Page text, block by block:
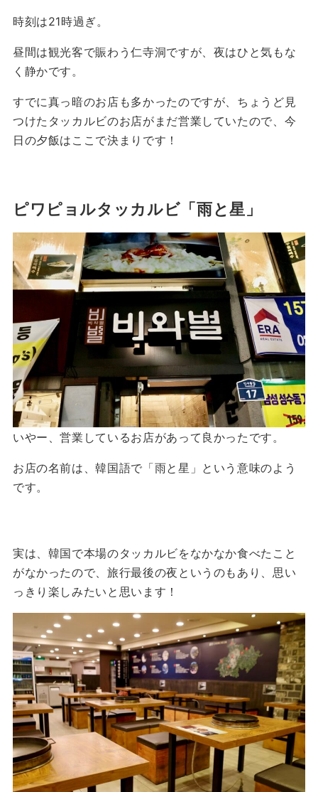
時刻は21時過ぎ。
昼間は観光客で賑わう仁寺洞ですが、夜はひと気もな
く静かです。
すでに真っ暗のお店も多かったのですが、ちょうど見
つけたタッカルビのお店がまだ営業していたので、今
日の夕飯はここで決まりです！
ピワピョルタッカルビ「雨と星」
いやー、営業しているお店があって良かったです。
お店の名前は、韓国語で「雨と星」という意味のよう
です。
実は、韓国で本場のタッカルビをなかなか食べたこと
がなかったので、旅行最後の夜というのもあり、思い
っきり楽しみたいと思います！